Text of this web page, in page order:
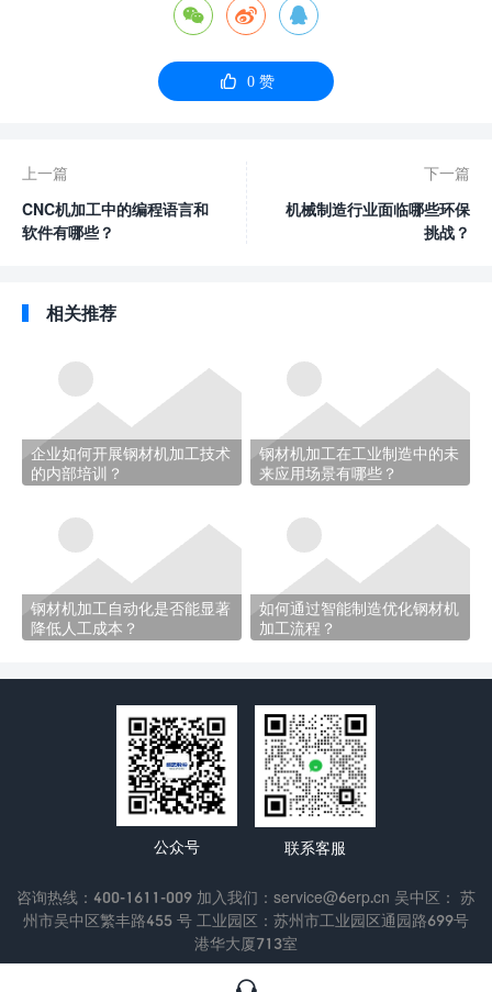
  
 0赞
上一篇
CNC机加工中的编程语言和
软件有哪些？
下一篇
机械制造行业面临哪些环保
挑战？
相关推荐
企业如何开展钢材机加工技术
的内部培训？
钢材机加工在工业制造中的未
来应用场景有哪些？
钢材机加工自动化是否能显著
降低人工成本？
如何通过智能制造优化钢材机
加工流程？
公众号 联系客服
咨询热线：400-1611-009 加入我们：service@6erp.cn 吴中区： 苏
州市吴中区繁丰路455 号 工业园区：苏州市工业园区通园路699号
港华大厦713室
Copyright © 2022 苏州通商软件科技有限公司